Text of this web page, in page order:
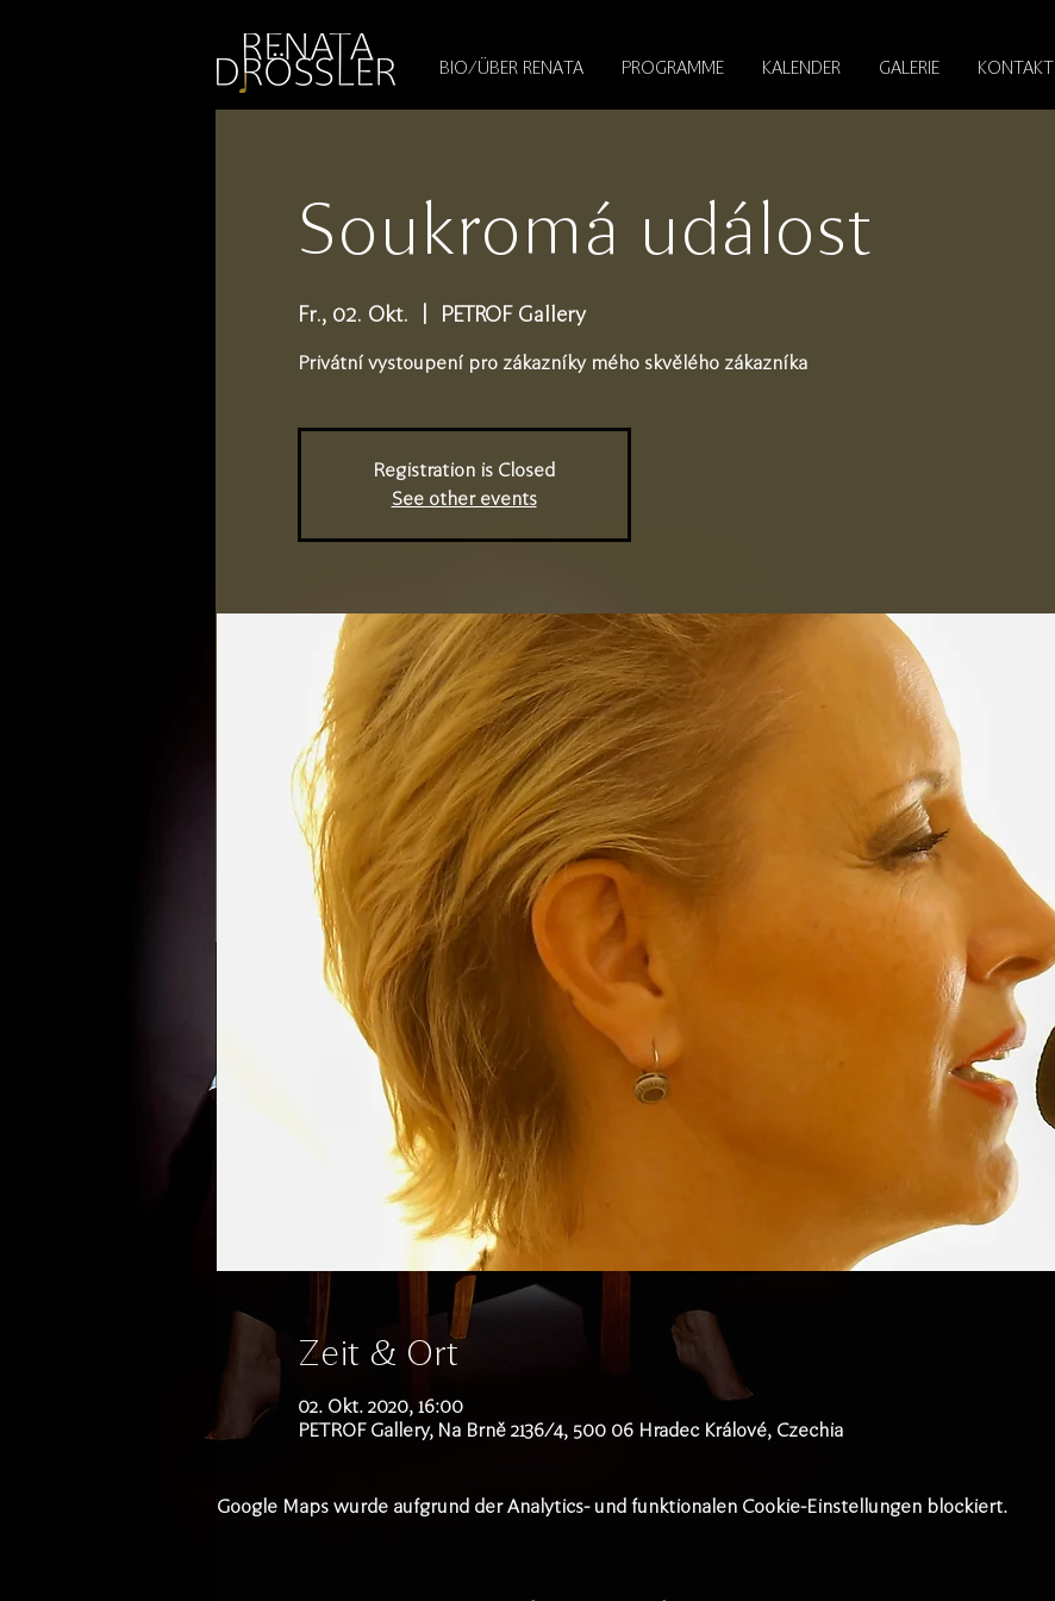
BIO/ÜBER RENATA PROGRAMME KALENDER GALERIE KONTAKT
Soukromá událost
Fr., 02. Okt. PETROF Gallery
Privátní vystoupení pro zákazníky mého skvělého zákazníka
Registration is Closed
See other events
Zeit & Ort
02. Okt. 2020, 16:00
PETROF Gallery, Na Brně 2136/4, 500 06 Hradec Králové, Czechia
Google Maps wurde aufgrund der Analytics- und funktionalen Cookie-Einstellungen blockiert.